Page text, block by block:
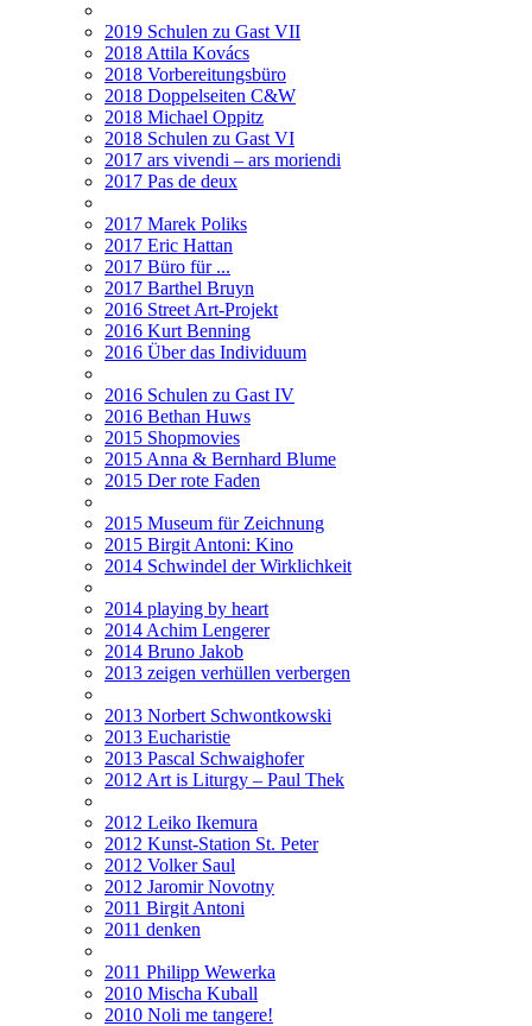
2019 Schulen zu Gast VII
2018 Attila Kovács
2018 Vorbereitungsbüro
2018 Doppelseiten C&W
2018 Michael Oppitz
2018 Schulen zu Gast VI
2017 ars vivendi – ars moriendi
2017 Pas de deux
2017 Marek Poliks
2017 Eric Hattan
2017 Büro für ...
2017 Barthel Bruyn
2016 Street Art-Projekt
2016 Kurt Benning
2016 Über das Individuum
2016 Schulen zu Gast IV
2016 Bethan Huws
2015 Shopmovies
2015 Anna & Bernhard Blume
2015 Der rote Faden
2015 Museum für Zeichnung
2015 Birgit Antoni: Kino
2014 Schwindel der Wirklichkeit
2014 playing by heart
2014 Achim Lengerer
2014 Bruno Jakob
2013 zeigen verhüllen verbergen
2013 Norbert Schwontkowski
2013 Eucharistie
2013 Pascal Schwaighofer
2012 Art is Liturgy – Paul Thek
2012 Leiko Ikemura
2012 Kunst-Station St. Peter
2012 Volker Saul
2012 Jaromir Novotny
2011 Birgit Antoni
2011 denken
2011 Philipp Wewerka
2010 Mischa Kuball
2010 Noli me tangere!